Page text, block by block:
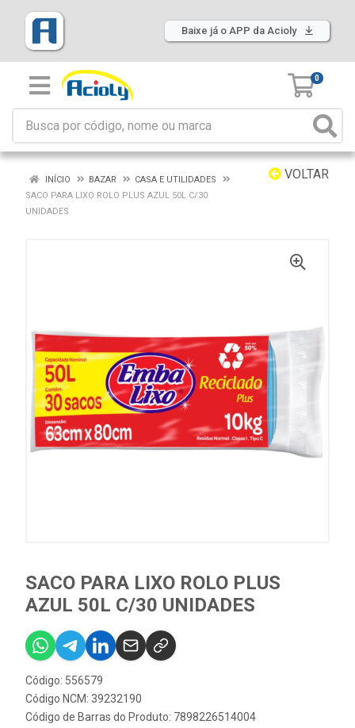
Baixe já o APP da Acioly
0
VOLTAR
INÍCIO BAZAR
CASA E UTILIDADES
SACO PARA LIXO ROLO PLUS AZUL 50L C/30
UNIDADES
SACO PARA LIXO ROLO PLUS
AZUL 50L C/30 UNIDADES
Código: 556579
Código NCM: 39232190
Código de Barras do Produto: 7898226514004